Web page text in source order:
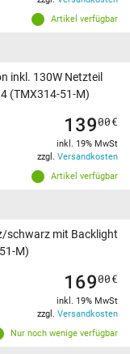
Artikel verfügbar
inkl. 130W Netzteil
(TMX314-51-M)
Artikel verfügbar
13900€
inkl. 19% MwSt
zzgl. Versandkosten
schwarz mit Backlight
M)
Nur noch wenige verfügbar
16900€
inkl. 19% MwSt
zzgl. Versandkosten